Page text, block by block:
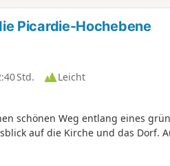
Picardie-Hochebene
Std.
Leicht
schönen Weg entlang eines
auf die Kirche und das Dorf.